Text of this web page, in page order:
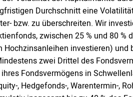
Durchschnitt eine
bzw. zu überschreiten. Wir
zwischen 25 % und 80
Hochzinsanleihen investieren)
zwei Drittel des
Fondsvermögens in
, Hedgefonds-, Warentermin-,